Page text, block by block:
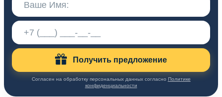
Получить предложение
Согласен на обработку персональных данных согласно Политике
конфиденциальности